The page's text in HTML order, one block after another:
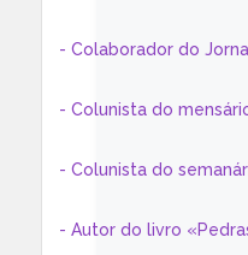
- Colaborador do
- Colunista do
- Colunista do
- Autor do livro